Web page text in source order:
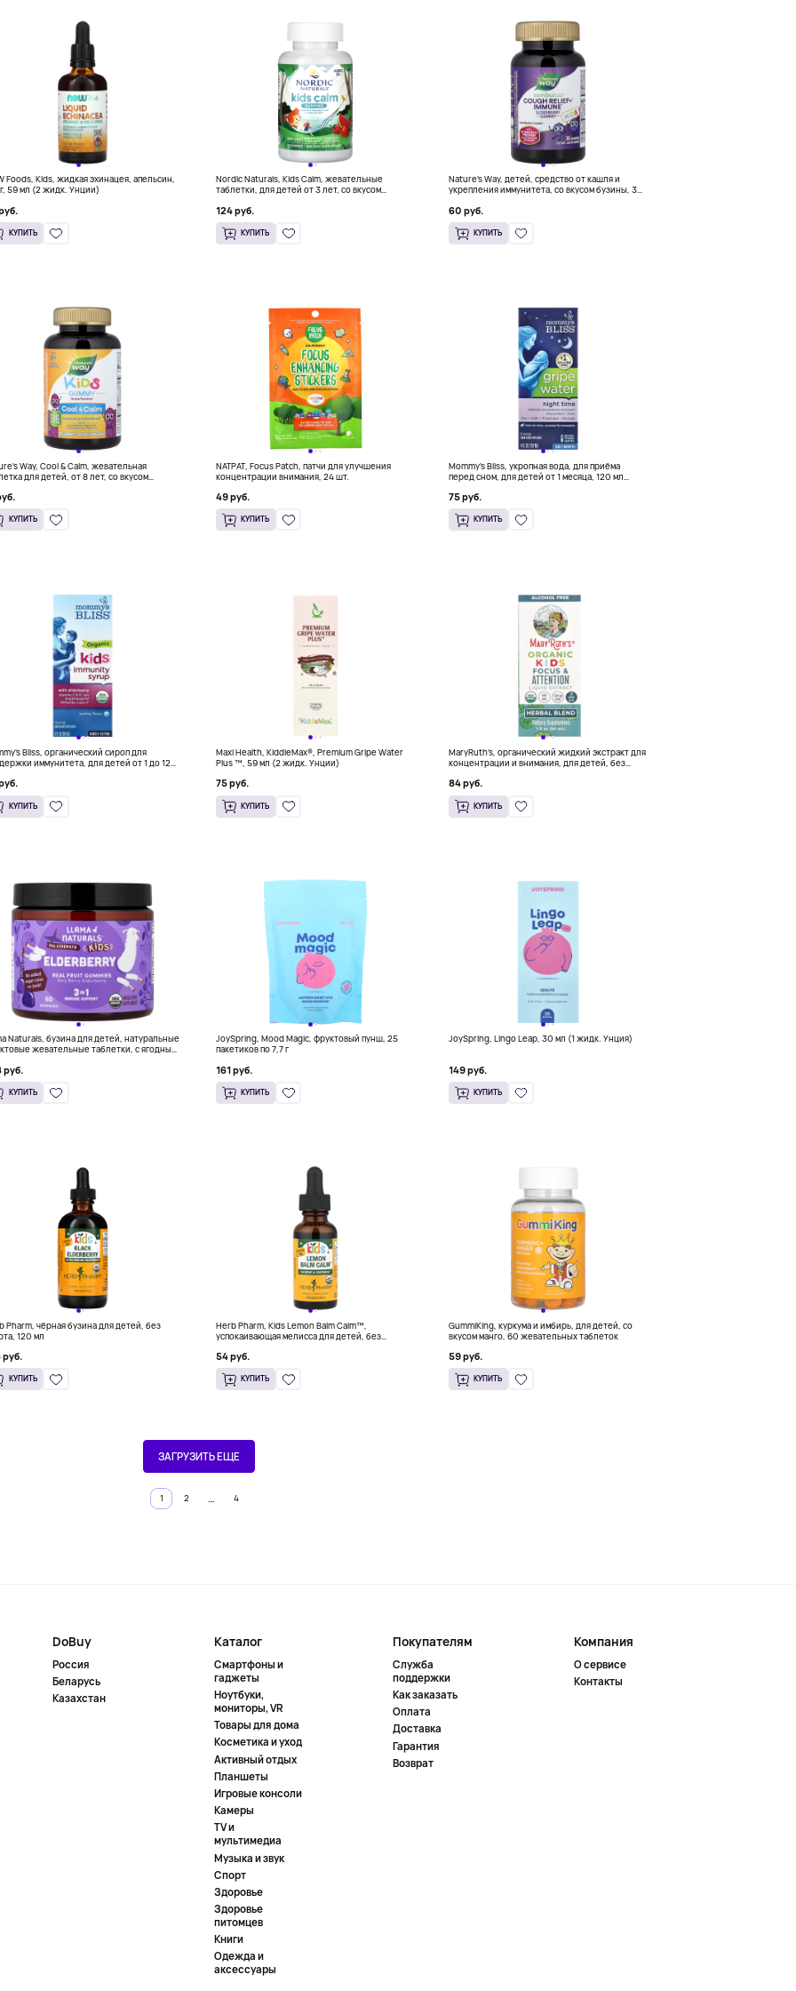
Foods, Kids, жидкая эхинацея, апельсин,
59 мл (2 жидк. Унции)
КУПИТЬ
Nordic Naturals, Kids Calm, жевательные
таблетки, для детей от 3 лет, со вкусом
124 руб.
КУПИТЬ
Nature's Way, детей, средство от кашля и
укрепления иммунитета, со вкусом бузины, 36
60 руб.
КУПИТЬ
Way, Cool & Calm, жевательная
для детей, от 8 лет, со вкусом
КУПИТЬ
NATPAT, Focus Patch, патчи для улучшения
концентрации внимания, 24 шт.
49 руб.
КУПИТЬ
Mommy's Bliss, укропная вода, для приёма
перед сном, для детей от 1 месяца, 120 мл
75 руб.
КУПИТЬ
Bliss, органический сироп для
иммунитета, для детей от 1 до 12
КУПИТЬ
Maxi Health, KiddieMax®, Premium Gripe Water
Plus ™, 59 мл (2 жидк. Унции)
75 руб.
КУПИТЬ
MaryRuth's, органический жидкий экстракт для
концентрации и внимания, для детей, без
84 руб.
КУПИТЬ
Naturals, бузина для детей, натуральные
жевательные таблетки, с ягодным
руб.
КУПИТЬ
JoySpring, Mood Magic, фруктовый пунш, 25
пакетиков по 7,7 г
161 руб.
КУПИТЬ
JoySpring, Lingo Leap, 30 мл (1 жидк. Унция)
149 руб.
КУПИТЬ
Pharm, чёрная бузина для детей, без
120 мл
руб.
КУПИТЬ
Herb Pharm, Kids Lemon Balm Calm™,
успокаивающая мелисса для детей, без
54 руб.
КУПИТЬ
GummiKing, куркума и имбирь, для детей, со
вкусом манго, 60 жевательных таблеток
59 руб.
КУПИТЬ
ЗАГРУЗИТЬ ЕЩЕ
1 2 … 4
DoBuy
Россия
Беларусь
Казахстан
Каталог
Смартфоны и
гаджеты
Ноутбуки,
мониторы, VR
Товары для дома
Косметика и уход
Активный отдых
Планшеты
Игровые консоли
Камеры
TV и
мультимедиа
Музыка и звук
Спорт
Здоровье
Здоровье
питомцев
Книги
Одежда и
аксессуары
Покупателям
Служба
поддержки
Как заказать
Оплата
Доставка
Гарантия
Возврат
Компания
О сервисе
Контакты